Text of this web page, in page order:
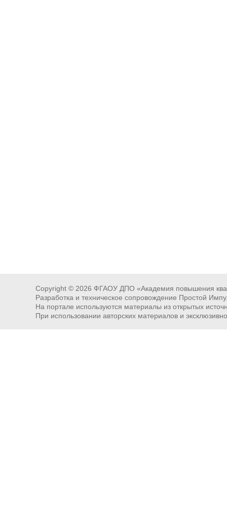
Copyright © 2026 ФГАОУ ДПО «Академия повышения
Разработка и техническое сопровождение Простой
На портале используются материалы из открытых
При использовании авторских материалов и